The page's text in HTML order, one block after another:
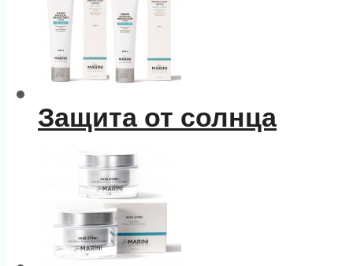
Защита от солнца